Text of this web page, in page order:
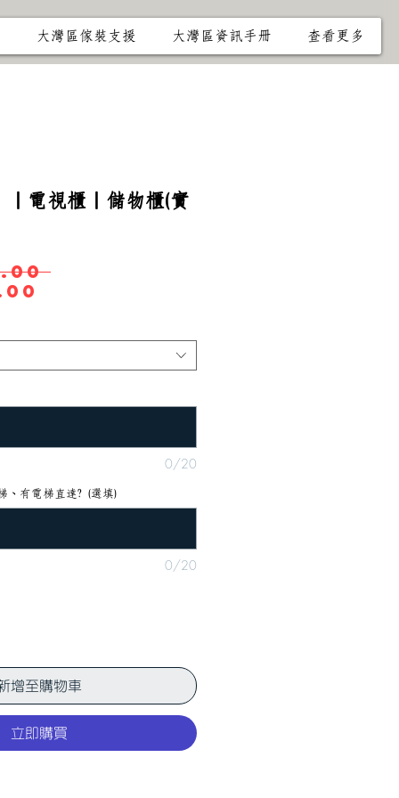
大灣區傢裝支援 大灣區資訊手冊 查看更多
｜電視櫃｜儲物櫃(實
一
格
0/20
、有電梯直達? (選填)
0/20
增至購物車
立即購買